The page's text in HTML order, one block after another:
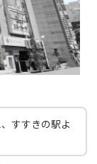
すすきの駅よ